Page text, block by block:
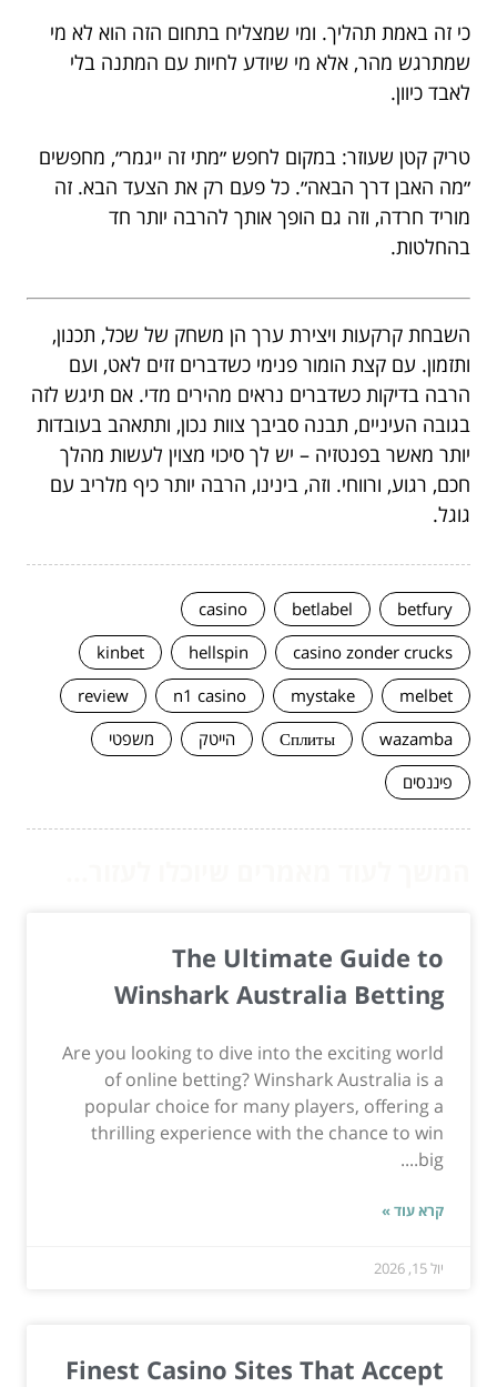
כי זה באמת תהליך. ומי שמצליח בתחום הזה הוא לא מי
שמתרגש מהר, אלא מי שיודע לחיות עם המתנה בלי
לאבד כיוון.
טריק קטן שעוזר: במקום לחפש ״מתי זה ייגמר״, מחפשים
״מה האבן דרך הבאה״. כל פעם רק את הצעד הבא. זה
מוריד חרדה, וזה גם הופך אותך להרבה יותר חד
בהחלטות.
השבחת קרקעות ויצירת ערך הן משחק של שכל, תכנון,
ותזמון. עם קצת הומור פנימי כשדברים זזים לאט, ועם
הרבה בדיקות כשדברים נראים מהירים מדי. אם תיגש לזה
בגובה העיניים, תבנה סביבך צוות נכון, ותתאהב בעובדות
יותר מאשר בפנטזיה – יש לך סיכוי מצוין לעשות מהלך
חכם, רגוע, ורווחי. וזה, בינינו, הרבה יותר כיף מלריב עם
גוגל.
betfury
betlabel
casino
casino zonder crucks
hellspin
kinbet
melbet
mystake
n1 casino
review
wazamba
Сплиты הייטק
משפטי
פיננסים
The Ultimate Guide to
Winshark Australia Betting
Are you looking to dive into the exciting world
of online betting? Winshark Australia is a
popular choice for many players, offering a
thrilling experience with the chance to win
big....
קרא עוד »
יול 15, 2026
Finest Casino Sites That Accept